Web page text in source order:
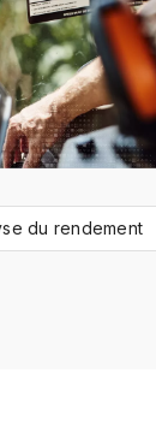
du rendement